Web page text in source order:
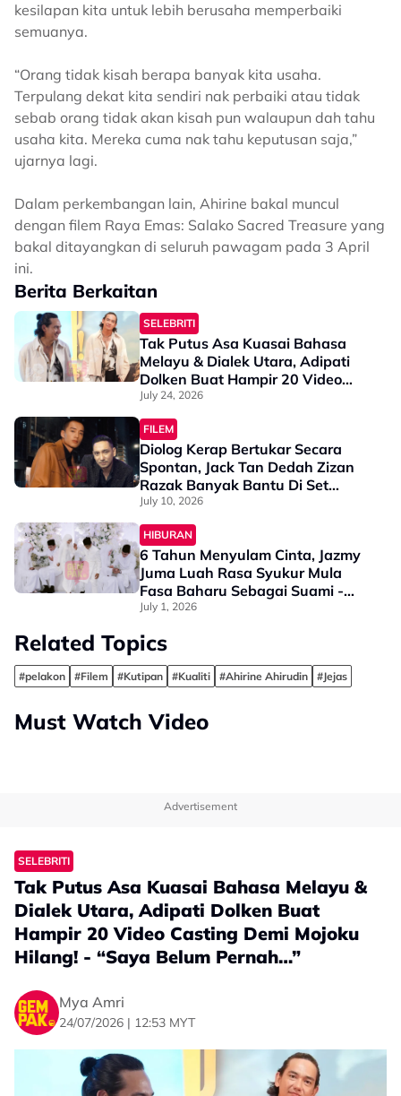
kesilapan kita untuk lebih berusaha memperbaiki
semuanya.
“Orang tidak kisah berapa banyak kita usaha.
Terpulang dekat kita sendiri nak perbaiki atau tidak
sebab orang tidak akan kisah pun walaupun dah tahu
usaha kita. Mereka cuma nak tahu keputusan saja,”
ujarnya lagi.
Dalam perkembangan lain, Ahirine bakal muncul
dengan filem Raya Emas: Salako Sacred Treasure yang
bakal ditayangkan di seluruh pawagam pada 3 April
ini.
Berita Berkaitan
SELEBRITI
Tak Putus Asa Kuasai Bahasa
Melayu & Dialek Utara, Adipati
Dolken Buat Hampir 20 Video
Casting Demi Mojoku Hilang! -
“Saya Belum Pernah…”
July 24, 2026
FILEM
Diolog Kerap Bertukar Secara
Spontan, Jack Tan Dedah Zizan
Razak Banyak Bantu Di Set
TERBANG, “Terutama Dalam
Bahasa Melayu & Inggeris…”
July 10, 2026
HIBURAN
6 Tahun Menyulam Cinta, Jazmy
Juma Luah Rasa Syukur Mula
Fasa Baharu Sebagai Suami -
“Terima Kasih Kerana…”
July 1, 2026
Related Topics
#pelakon #Filem #Kutipan #Kualiti #Ahirine Ahirudin #Jejas
Must Watch Video
Advertisement
SELEBRITI
Tak Putus Asa Kuasai Bahasa Melayu &
Dialek Utara, Adipati Dolken Buat
Hampir 20 Video Casting Demi Mojoku
Hilang! - “Saya Belum Pernah…”
Mya Amri
24/07/2026 | 12:53 MYT